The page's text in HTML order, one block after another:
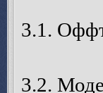
3.1.
3.2.